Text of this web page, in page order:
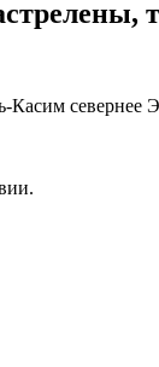
Касим севернее